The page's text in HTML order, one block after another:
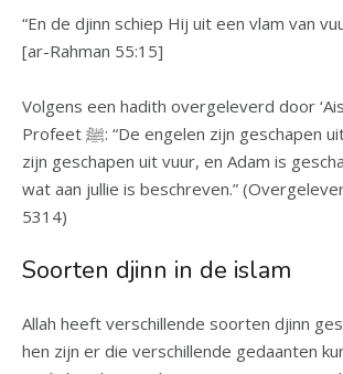
“En de djinn schiep Hij uit een vlam van
[ar-Rahman 55:15]
Volgens een hadith overgeleverd door
Profeet ﷺ: “De engelen zijn geschapen uit licht, de djinn
zijn geschapen uit vuur, en Adam is
wat aan jullie is beschreven.”
5314)
Soorten djinn in de islam
Allah heeft verschillende soorten djinn
hen zijn er die verschillende gedaanten